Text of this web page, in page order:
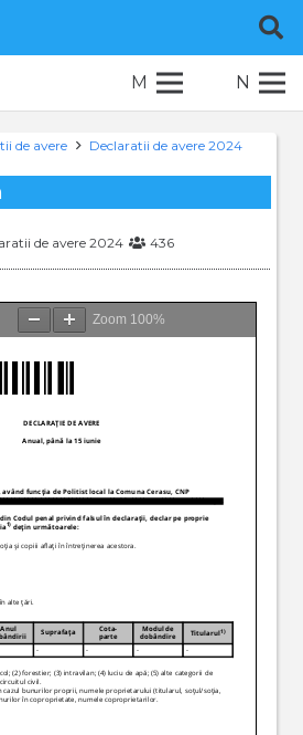
M N
de avere Declaratii de avere 2024
de avere 2024 436
Zoom 100%